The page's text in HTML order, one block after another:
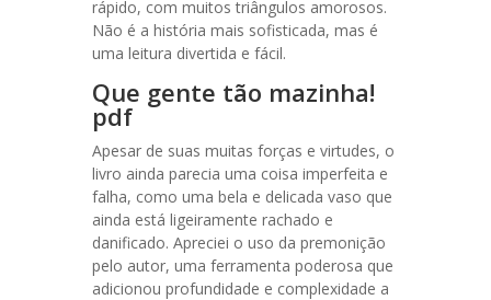
rápido, com muitos triângulos amorosos.
Não é a história mais sofisticada, mas é
uma leitura divertida e fácil.
Que gente tão mazinha!
pdf
Apesar de suas muitas forças e virtudes, o
livro ainda parecia uma coisa imperfeita e
falha, como uma bela e delicada vaso que
ainda está ligeiramente rachado e
danificado. Apreciei o uso da premonição
pelo autor, uma ferramenta poderosa que
adicionou profundidade e complexidade a